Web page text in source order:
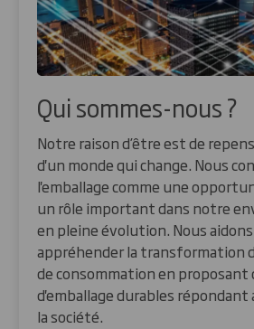
Qui sommes-nous ?
Notre raison d’être est de
d'un monde qui change. Nous
l'emballage comme une
un rôle important dans notre
en pleine évolution. Nous
appréhender la transformation
de consommation en proposant
d'emballage durables répondant
la société.